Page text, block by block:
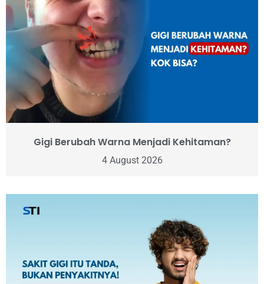
Gigi Berubah Warna Menjadi Kehitaman?
4 August 2026